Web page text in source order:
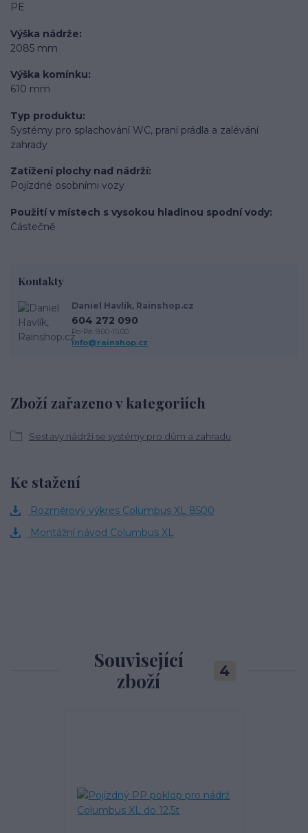
PE
Výška nádrže
2085 mm
Výška komínku
610 mm
Typ produktu
Systémy pro splachování WC, praní prádla a zalévání
zahrady
Zatížení plochy nad nádrží
Pojízdné osobními vozy
Použití v místech s vysokou hladinou spodní vody
Částečně
Zboží zařazeno v kategoriích
Sestavy nádrží se systémy pro dům a zahradu
Kontakty
Daniel Havlík, Rainshop.cz
604 272 090
Po-Pá: 9.00-15.00
info@rainshop.cz
Ke stažení
Rozměrový výkres Columbus XL 8500
Montážní návod Columbus XL
Související
zboží
4